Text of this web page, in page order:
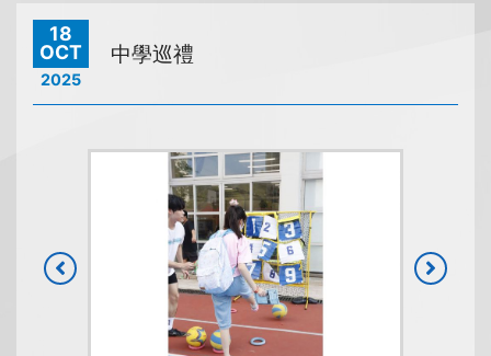
18
OCT
2025
中學巡禮